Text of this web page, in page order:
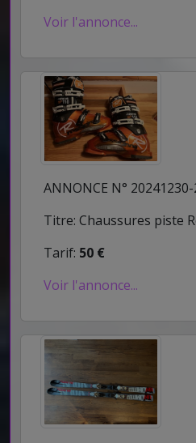
Voir l'annonce...
ANNONCE N° 20241230-
Titre: Chaussures piste
Tarif: 50 €
Voir l'annonce...